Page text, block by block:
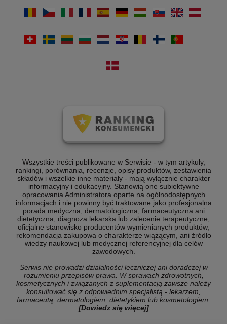
Wszystkie treści publikowane w Serwisie - w tym artykuły,
rankingi, porównania, recenzje, opisy produktów, zestawienia
składów i wszelkie inne materiały - mają wyłącznie charakter
informacyjny i edukacyjny. Stanowią one subiektywne
opracowania Administratora oparte na ogólnodostępnych
informacjach i nie powinny być traktowane jako profesjonalna
porada medyczna, dermatologiczna, farmaceutyczna ani
dietetyczna, diagnoza lekarska lub zalecenie terapeutyczne,
oficjalne stanowisko producentów wymienianych produktów,
rekomendacja zakupowa o charakterze wiążącym, ani źródło
wiedzy naukowej lub medycznej referencyjnej dla celów
zawodowych.
Serwis nie prowadzi działalności leczniczej ani doradczej w
rozumieniu przepisów prawa. W sprawach zdrowotnych,
kosmetycznych i związanych z suplementacją zawsze należy
konsultować się z odpowiednim specjalistą - lekarzem,
farmaceutą, dermatologiem, dietetykiem lub kosmetologiem.
[Dowiedz się więcej]